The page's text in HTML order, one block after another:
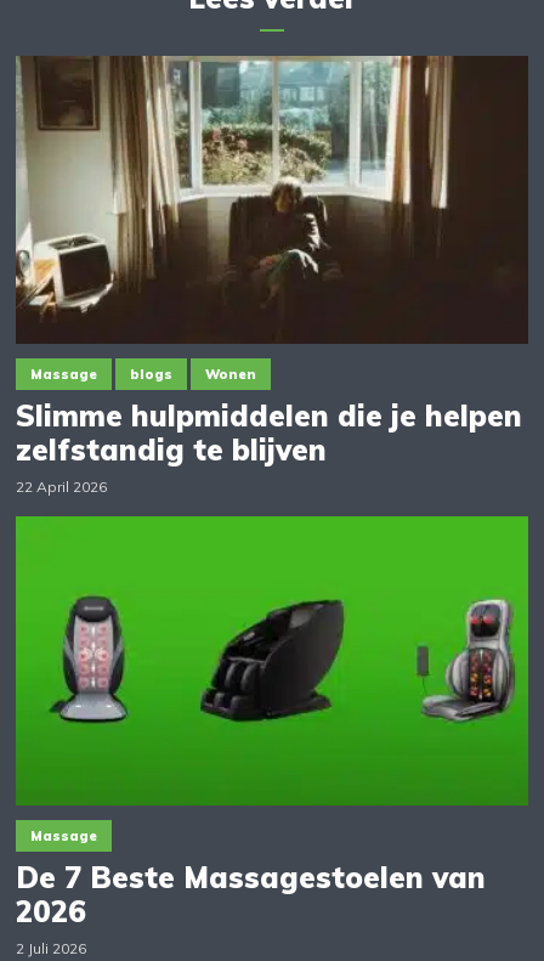
Massage blogs Wonen
Slimme hulpmiddelen die je helpen
zelfstandig te blijven
22 April 2026
Massage
De 7 Beste Massagestoelen van
2026
2 Juli 2026